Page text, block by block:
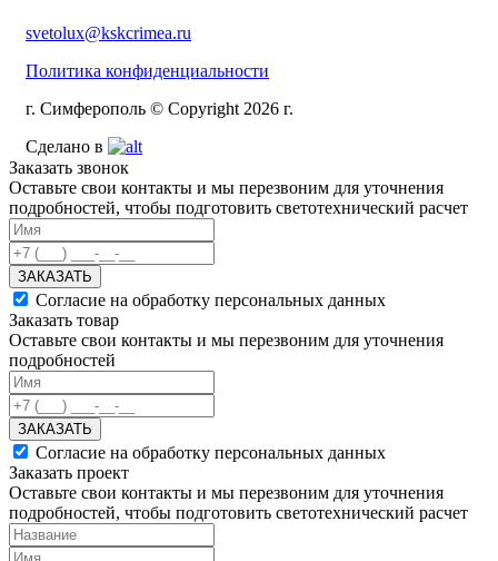
svetolux@kskcrimea.ru
Политика конфиденциальности
г. Симферополь © Copyright 2026 г.
Сделано в
Заказать звонок
Оставьте свои контакты и мы перезвоним для уточнения
подробностей, чтобы подготовить светотехнический расчет
ЗАКАЗАТЬ
Согласие на обработку персональных данных
Заказать товар
Оставьте свои контакты и мы перезвоним для уточнения
подробностей
ЗАКАЗАТЬ
Согласие на обработку персональных данных
Заказать проект
Оставьте свои контакты и мы перезвоним для уточнения
подробностей, чтобы подготовить светотехнический расчет